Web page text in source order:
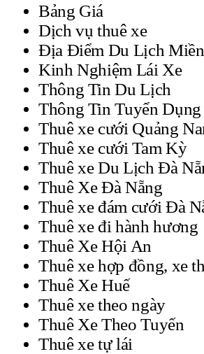
Bảng Giá
Dịch vụ thuê xe
Địa Điểm Du Lịch
Kinh Nghiệm Lái Xe
Thông Tin Du Lịch
Thông Tin Tuyển Dụng
Thuê xe cưới Quảng
Thuê xe cưới Tam Kỳ
Thuê xe Du Lịch Đà
Thuê Xe Đà Nẵng
Thuê xe đám cưới Đà
Thuê xe đi hành hương
Thuê Xe Hội An
Thuê xe hợp đồng, xe
Thuê Xe Huế
Thuê xe theo ngày
Thuê Xe Theo Tuyến
Thuê xe tự lái